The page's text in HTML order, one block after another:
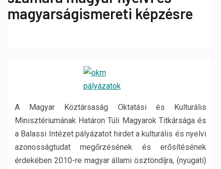
magyarságismereti képzésre
A Magyar Köztársaság Oktatási és Kulturális
Minisztériumának Határon Túli Magyarok Titkársága és
a Balassi Intézet pályázatot hirdet a kulturális és nyelvi
azonosságtudat megőrzésének és erősítésének
érdekében 2010-re magyar állami ösztöndíjra, (nyugati)